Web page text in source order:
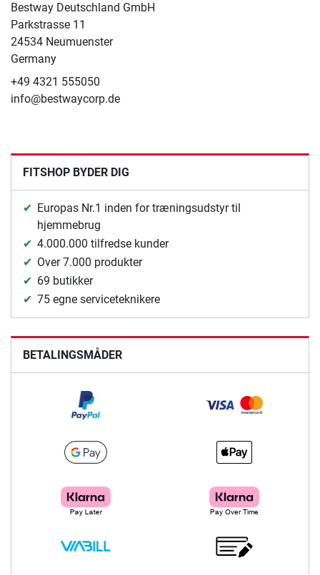
Bestway Deutschland GmbH
Parkstrasse 11
24534 Neumuenster
Germany
+49 4321 555050
info@bestwaycorp.de
FITSHOP BYDER DIG
Europas Nr.1 inden for træningsudstyr til
hjemmebrug
4.000.000 tilfredse kunder
Over 7.000 produkter
69 butikker
75 egne serviceteknikere
BETALINGSMÅDER